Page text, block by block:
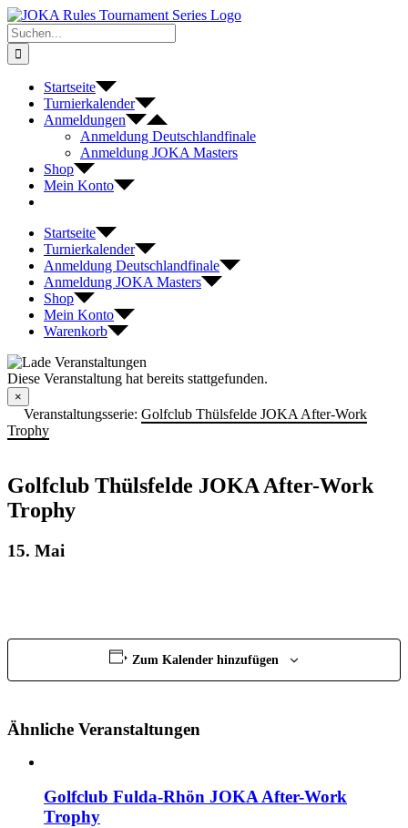
Zum
Inhalt
springen
Suche
nach:
Startseite
Turnierkalender
Anmeldungen
Anmeldung Deutschlandfinale
Anmeldung JOKA Masters
Shop
Mein Konto
Startseite
Turnierkalender
Anmeldung Deutschlandfinale
Anmeldung JOKA Masters
Shop
Mein Konto
Warenkorb
Diese Veranstaltung hat bereits stattgefunden.
×
Veranstaltungsserie: Golfclub Thülsfelde JOKA After-Work
Trophy
Golfclub Thülsfelde JOKA After-Work
Trophy
15. Mai
Zum Kalender hinzufügen
Ähnliche Veranstaltungen
Golfclub Fulda-Rhön JOKA After-Work
Trophy